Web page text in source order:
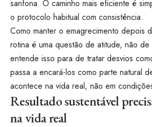
sanfona. O caminho mais eficiente é
o protocolo habitual com consistência.
Como manter o emagrecimento depois
rotina é uma questão de atitude, não
entende isso para de tratar desvios
passa a encará-los como parte natural
acontece na vida real, não em
Resultado sustentável
na vida real